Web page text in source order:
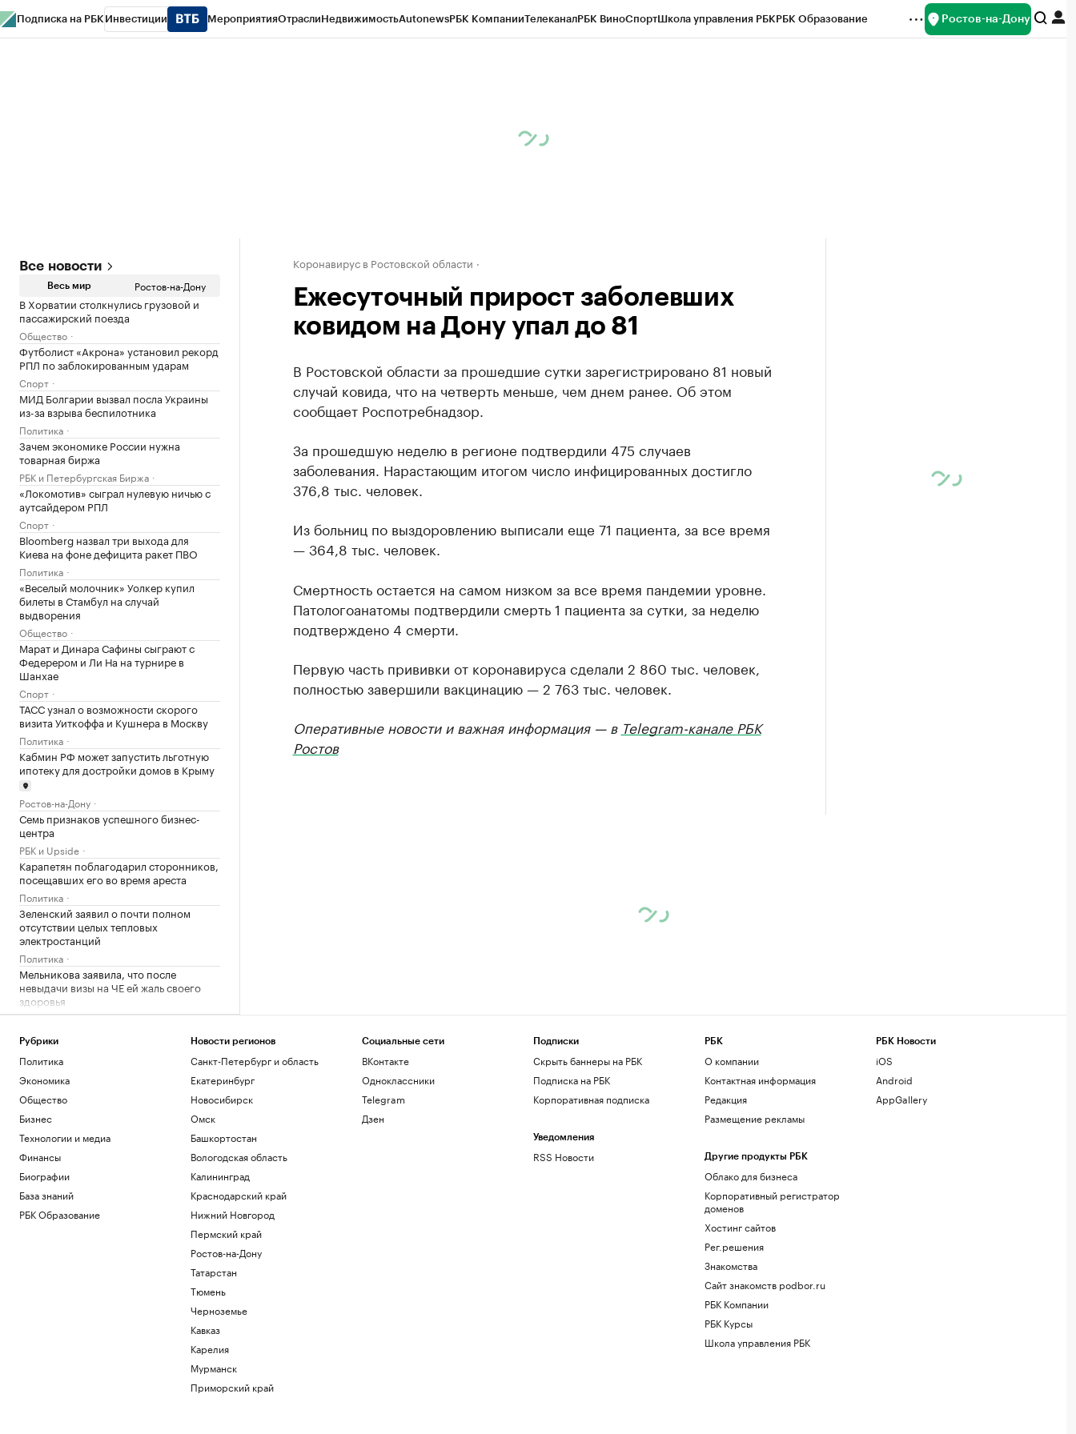
Подписка на РБК Инвестиции МероприятияОтраслиНедвижимостьAutonewsРБК КомпанииТелеканалРБК ВиноСпортШкола управления РБКРБК Образование Ростов-на-Дону
Все новости
Весь мир Ростов-на-Дону
В Хорватии столкнулись грузовой и
пассажирский поезда
Общество
Футболист «Акрона» установил рекорд
РПЛ по заблокированным ударам
Спорт
МИД Болгарии вызвал посла Украины
из-за взрыва беспилотника
Политика
Зачем экономике России нужна
товарная биржа
РБК и Петербургская Биржа
«Локомотив» сыграл нулевую ничью с
аутсайдером РПЛ
Спорт
Bloomberg назвал три выхода для
Киева на фоне дефицита ракет ПВО
Политика
«Веселый молочник» Уолкер купил
билеты в Стамбул на случай
выдворения
Общество
Марат и Динара Сафины сыграют с
Федерером и Ли На на турнире в
Шанхае
Спорт
ТАСС узнал о возможности скорого
визита Уиткоффа и Кушнера в Москву
Политика
Кабмин РФ может запустить льготную
ипотеку для достройки домов в Крыму
Ростов-на-Дону
Семь признаков успешного бизнес-
центра
РБК и Upside
Карапетян поблагодарил сторонников,
посещавших его во время ареста
Политика
Зеленский заявил о почти полном
отсутствии целых тепловых
электростанций
Политика
Мельникова заявила, что после
невыдачи визы на ЧЕ ей жаль своего
здоровья
Спорт
Сын Джо Байдена рассказал о сильной
боли отца из-за рака
Общество
В Геленджике возобновили работу
пляжей после отмены режима
опасности БПЛА
Общество
В Финляндии с марта 2027 года введут
экзамен на гражданство
Общество
В Италии нашли обломки римского
корабля с сотнями античных амфор.
Видео
Форвард «Нижнего Новгорода» сделал
хет-трик за 14 минут в Первой лиге
Коронавирус в Ростовской области
Ежесуточный прирост заболевших
ковидом на Дону упал до 81
В Ростовской области за прошедшие сутки зарегистрировано 81 новый
случай ковида, что на четверть меньше, чем днем ранее. Об этом
сообщает Роспотребнадзор.
За прошедшую неделю в регионе подтвердили 475 случаев
заболевания. Нарастающим итогом число инфицированных достигло
376,8 тыс. человек.
Из больниц по выздоровлению выписали еще 71 пациента, за все время
— 364,8 тыс. человек.
Смертность остается на самом низком за все время пандемии уровне.
Патологоанатомы подтвердили смерть 1 пациента за сутки, за неделю
подтверждено 4 смерти.
Первую часть прививки от коронавируса сделали 2 860 тыс. человек,
полностью завершили вакцинацию — 2 763 тыс. человек.
Оперативные новости и важная информация — в Telegram-канале РБК
Ростов
Рубрики
Политика
Экономика
Общество
Бизнес
Технологии и медиа
Финансы
Биографии
База знаний
РБК Образование
Новости регионов
Санкт-Петербург и область
Екатеринбург
Новосибирск
Омск
Башкортостан
Вологодская область
Калининград
Краснодарский край
Нижний Новгород
Пермский край
Ростов-на-Дону
Татарстан
Тюмень
Черноземье
Кавказ
Карелия
Мурманск
Приморский край
Социальные сети
ВКонтакте
Одноклассники
Telegram
Дзен
Подписки
Скрыть баннеры на РБК
Подписка на РБК
Корпоративная подписка
Уведомления
RSS Новости
РБК
О компании
Контактная информация
Редакция
Размещение рекламы
Другие продукты РБК
Облако для бизнеса
Корпоративный регистратор
доменов
Хостинг сайтов
Рег.решения
Знакомства
Сайт знакомств podbor.ru
РБК Компании
РБК Курсы
Школа управления РБК
РБК Новости
iOS
Android
AppGallery